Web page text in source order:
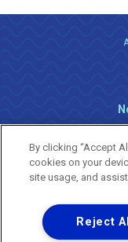
By clicking “Accept
cookies on your
site usage, and
Reject All